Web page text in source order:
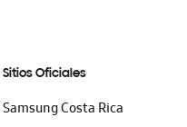
Sitios Oficiales
Samsung Costa Rica